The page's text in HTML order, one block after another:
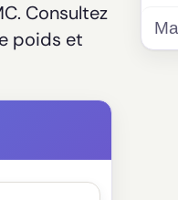
Consultez
poids et